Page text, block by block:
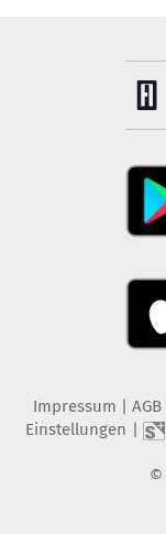
Impressum AGB
Einstellungen
©